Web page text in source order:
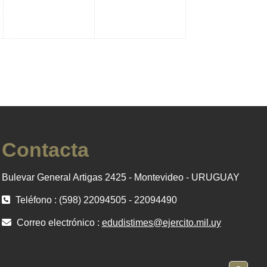
Contacta
Bulevar General Artigas 2425 - Montevideo - URUGUAY
Teléfono : (598) 22094505 - 22094490
Correo electrónico : edudistimes@ejercito.mil.uy